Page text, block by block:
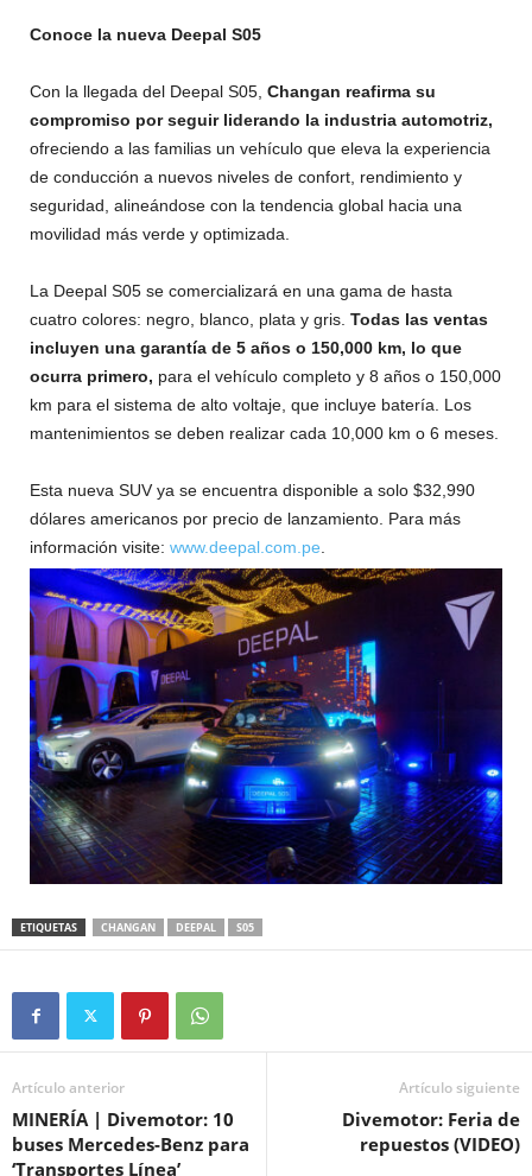
Conoce la nueva Deepal S05
Con la llegada del Deepal S05, Changan reafirma su
compromiso por seguir liderando la industria automotriz,
ofreciendo a las familias un vehículo que eleva la experiencia
de conducción a nuevos niveles de confort, rendimiento y
seguridad, alineándose con la tendencia global hacia una
movilidad más verde y optimizada.
La Deepal S05 se comercializará en una gama de hasta
cuatro colores: negro, blanco, plata y gris. Todas las ventas
incluyen una garantía de 5 años o 150,000 km, lo que
ocurra primero, para el vehículo completo y 8 años o 150,000
km para el sistema de alto voltaje, que incluye batería. Los
mantenimientos se deben realizar cada 10,000 km o 6 meses.
Esta nueva SUV ya se encuentra disponible a solo $32,990
dólares americanos por precio de lanzamiento. Para más
información visite: www.deepal.com.pe.
ETIQUETAS CHANGAN DEEPAL S05
Artículo anterior
MINERÍA | Divemotor: 10
buses Mercedes-Benz para
‘Transportes Línea’
Artículo siguiente
Divemotor: Feria de
repuestos (VIDEO)